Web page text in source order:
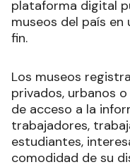
plataforma digital
museos del país
fin.
Los museos
privados, urbanos
de acceso a la
trabajadores,
estudiantes,
comodidad de su